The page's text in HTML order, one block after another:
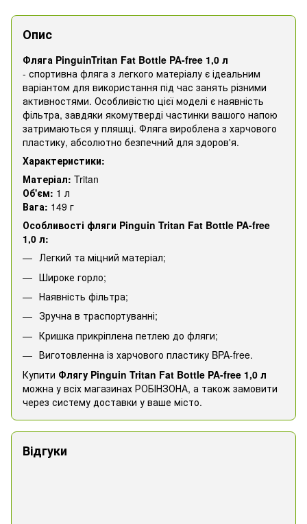
Опис
Фляга PinguinTritan Fat Bottle PA-free 1,0 л
- спортивна фляга з легкого матеріалу є ідеальним
варіантом для використання під час занять різними
активностями. Особливістю цієї моделі є наявність
фільтра, завдяки якомутверді частинки вашого напою
затримаються у пляшці. Фляга вироблена з харчового
пластику, абсолютно безпечний для здоров'я.
Характеристики:
Матеріал: Tritan
Об'єм: 1 л
Вага: 149 г
Особливості фляги Pinguin Tritan Fat Bottle PA-free
1,0 л:
Легкий та міцний матеріал;
Широке горло;
Наявність фільтра;
Зручна в траспортуванні;
Кришка прикріплена петлею до фляги;
Виготовленна із харчового пластику BPA-free.
Купити Флягу Pinguin Tritan Fat Bottle PA-free 1,0 л
можна у всіх магазинах РОБІНЗОНА, а також замовити
через систему доставки у ваше місто.
Відгуки